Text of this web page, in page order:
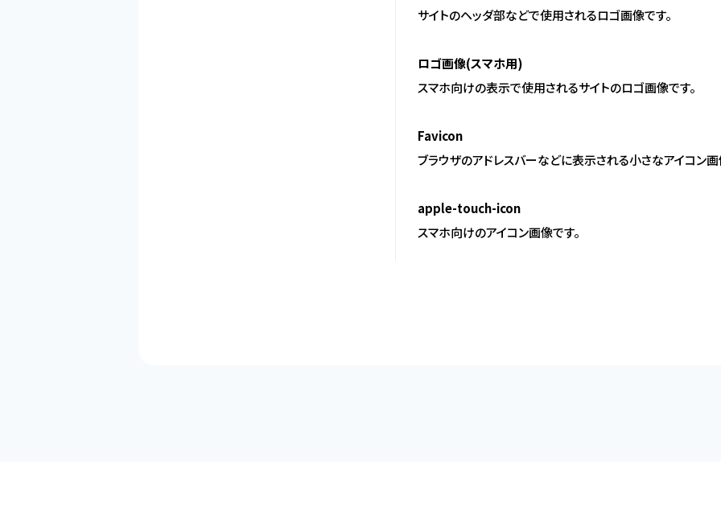
サイトのヘッダ部などで使用されるロゴ画像です。
ロゴ画像(スマホ用)
スマホ向けの表示で使用されるサイトのロゴ画像です。
Favicon
ブラウザのアドレスバーなどに表示される小さなアイコン画
apple-touch-icon
スマホ向けのアイコン画像です。